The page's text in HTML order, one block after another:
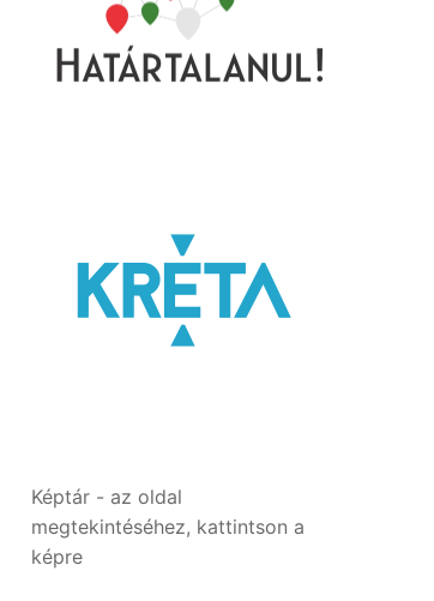
Képtár - az oldal
megtekintéséhez, kattintson a
képre